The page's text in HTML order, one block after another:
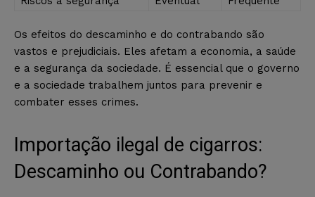
Os efeitos do descaminho e do contrabando são
vastos e prejudiciais. Eles afetam a economia, a saúde
e a segurança da sociedade. É essencial que o governo
e a sociedade trabalhem juntos para prevenir e
combater esses crimes.
Importação ilegal de cigarros:
Descaminho ou Contrabando?